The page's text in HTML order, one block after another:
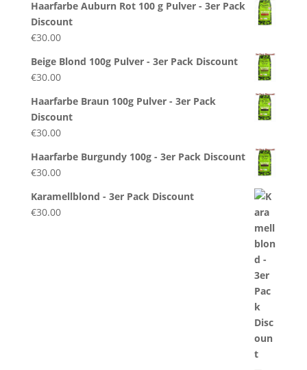
Haarfarbe Auburn Rot 100 g Pulver - 3er Pack
Discount
€30.00
Beige Blond 100g Pulver - 3er Pack Discount
€30.00
Haarfarbe Braun 100g Pulver - 3er Pack
Discount
€30.00
Haarfarbe Burgundy 100g - 3er Pack Discount
€30.00
Karamellblond - 3er Pack Discount
€30.00